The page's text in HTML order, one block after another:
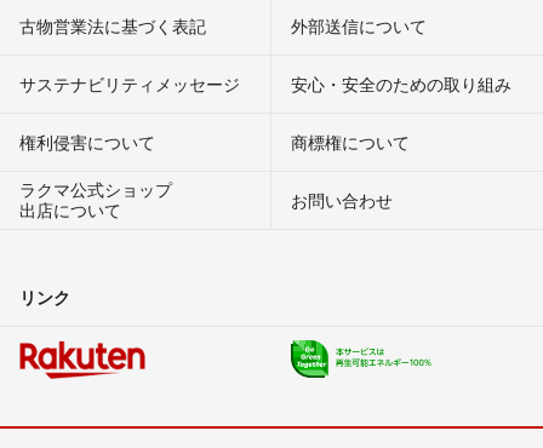
古物営業法に基づく表記 外部送信について
サステナビリティメッセージ 安心・安全のための取り組み
権利侵害について
商標権について
ラクマ公式ショップ
出店について
お問い合わせ
リンク